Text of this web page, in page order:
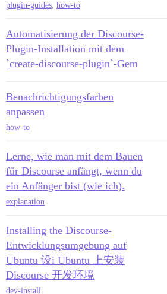
plugin-guides, how-to
Automatisierung der Discourse-
Plugin-Installation mit dem
`create-discourse-plugin`-Gem
Benachrichtigungsfarben
anpassen
how-to
Lerne, wie man mit dem Bauen
für Discourse anfängt, wenn du
ein Anfänger bist (wie ich).
explanation
Installing the Discourse-
Entwicklungsumgebung auf
Ubuntu 设i Ubuntu 上安装
Discourse 开发环境
dev-install